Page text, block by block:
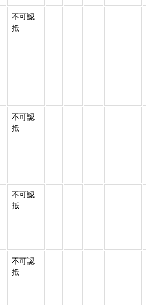
不可認
抵
不可認
抵
不可認
抵
不可認
抵